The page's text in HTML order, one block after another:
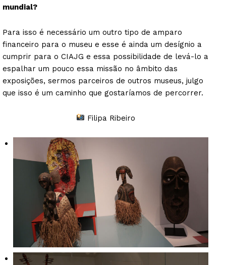
mundial?
Para isso é necessário um outro tipo de amparo
financeiro para o museu e esse é ainda um desígnio a
cumprir para o CIAJG e essa possibilidade de levá-lo a
espalhar um pouco essa missão no âmbito das
exposições, sermos parceiros de outros museus, julgo
que isso é um caminho que gostaríamos de percorrer.
Filipa Ribeiro